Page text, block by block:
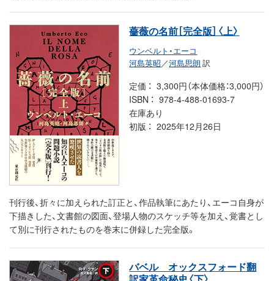
薔薇の名前［完全版］〈上〉
ウンベルト・エーコ
河島英昭 ／河島思朗 訳
定価
3,300円（本体価格：3,000円）
ISBN
978-4-488-01693-7
在庫あり
初版
2025年12月26日
刊行後、折々に加えられた訂正と、作品執筆にあたり、エーコ自身が
下描きした、文書館の図面、登場人物のスケッチ等を加え、覚書とし
て別に刊行されたものを巻末に併録した完全版。
バベル オックスフォード翻